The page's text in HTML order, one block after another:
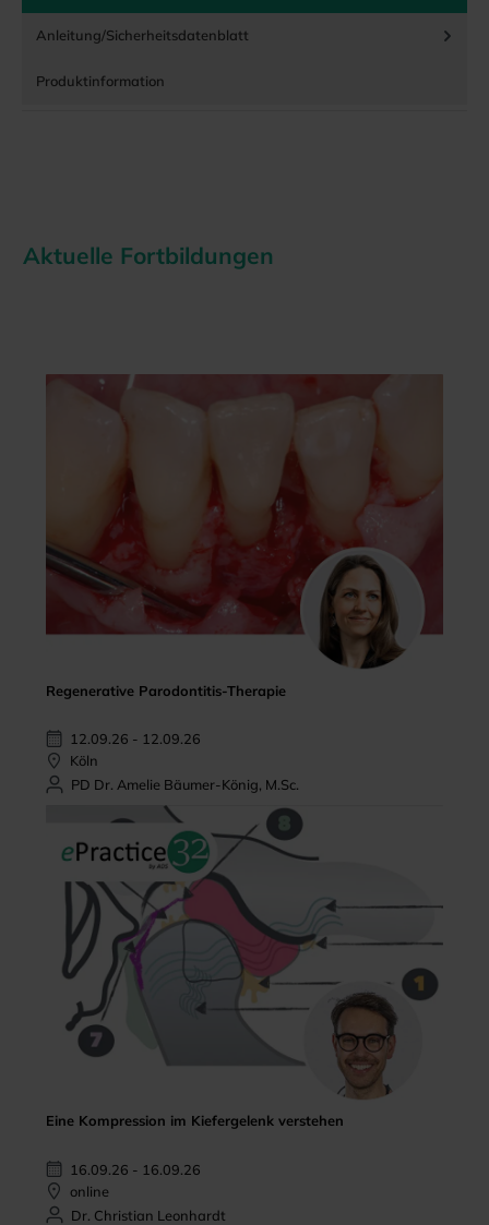
Anleitung/Sicherheitsdatenblatt
Produktinformation
Aktuelle Fortbildungen
Regenerative Parodontitis-Therapie
12.09.26 - 12.09.26
Köln
PD Dr. Amelie Bäumer-König, M.Sc.
Eine Kompression im Kiefergelenk verstehen
16.09.26 - 16.09.26
online
Dr. Christian Leonhardt